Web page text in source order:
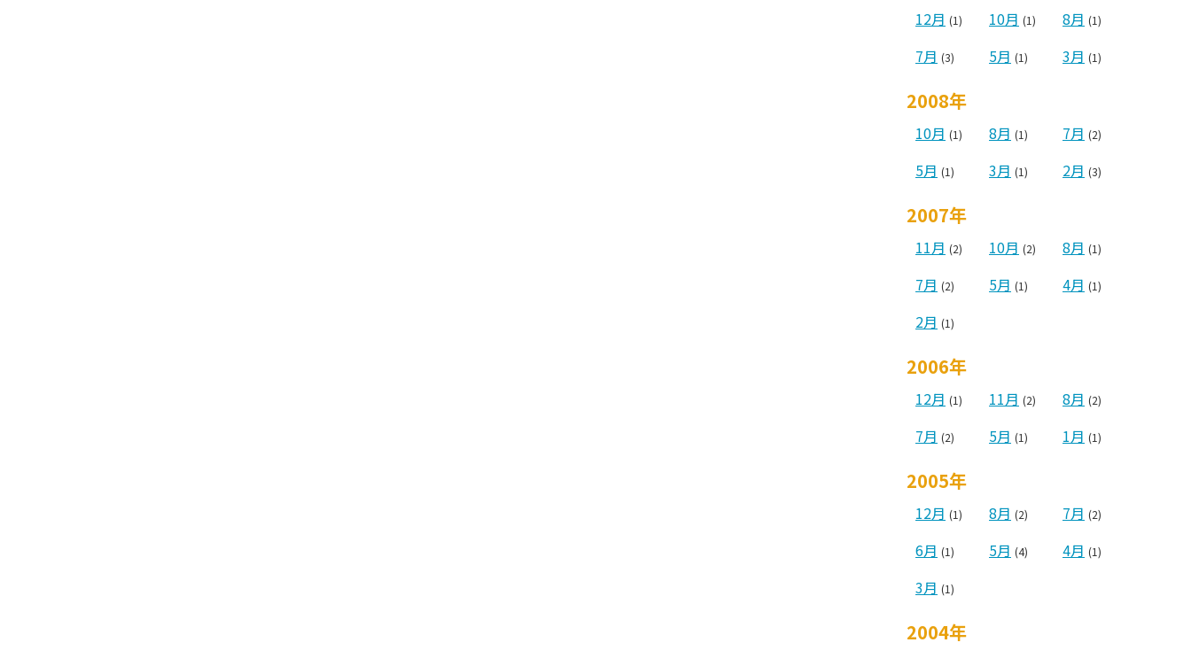
12月 (1) 10月 (1) 8月 (1)
7月 (3) 5月 (1) 3月 (1)
2008年
10月 (1) 8月 (1) 7月 (2)
5月 (1) 3月 (1) 2月 (3)
2007年
11月 (2) 10月 (2) 8月 (1)
7月 (2) 5月 (1) 4月 (1)
2月 (1)
2006年
12月 (1) 11月 (2) 8月 (2)
7月 (2) 5月 (1) 1月 (1)
2005年
12月 (1) 8月 (2) 7月 (2)
6月 (1) 5月 (4) 4月 (1)
3月 (1)
2004年